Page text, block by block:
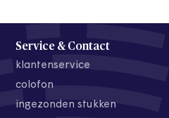
Service & Contact
klantenservice
colofon
ingezonden stukken